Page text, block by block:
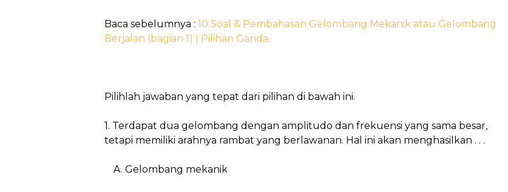
Baca sebelumnya : 10 Soal & Pembahasan Gelombang Mekanik atau Gelombang
Berjalan (bagian 1) ǀ Pilihan Ganda
Pilihlah jawaban yang tepat dari pilihan di bawah ini.
1. Terdapat dua gelombang dengan amplitudo dan frekuensi yang sama besar,
tetapi memiliki arahnya rambat yang berlawanan. Hal ini akan menghasilkan . . .
A. Gelombang mekanik